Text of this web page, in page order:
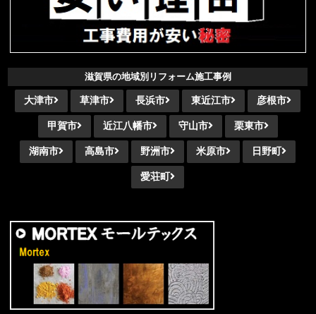
滋賀県の地域別リフォーム施工事例
大津市 草津市 長浜市 東近江市 彦根市
甲賀市 近江八幡市 守山市 栗東市
湖南市 高島市 野洲市 米原市 日野町
愛荘町